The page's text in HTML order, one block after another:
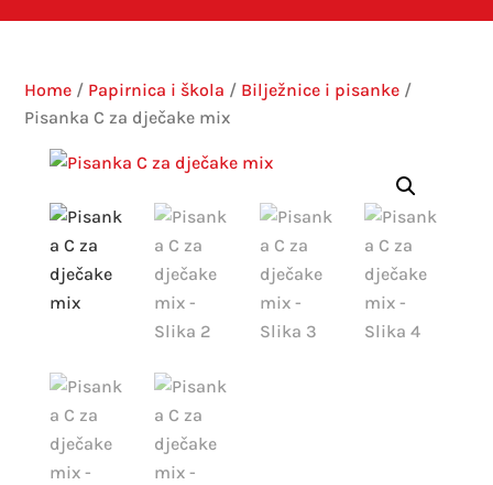
Home / Papirnica i škola / Bilježnice i pisanke /
Pisanka C za dječake mix